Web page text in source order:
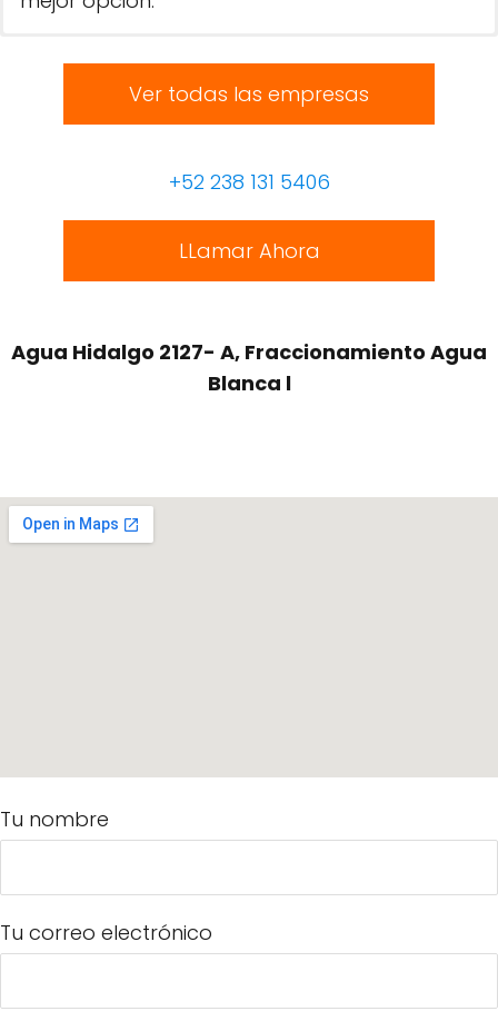
Ver todas las empresas
+52 238 131 5406
LLamar Ahora
Agua Hidalgo 2127- A, Fraccionamiento Agua
Blanca l
Tu nombre
Tu correo electrónico